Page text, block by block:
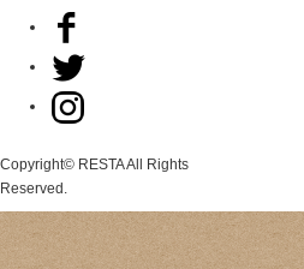
Copyright© RESTA All Rights
Reserved.